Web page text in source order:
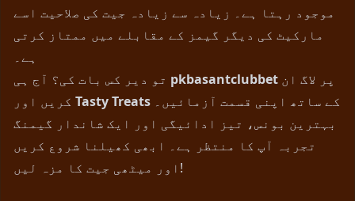
موجود رہتا ہے۔ زیادہ سے زیادہ جیت کی صلاحیت اسے
مارکیٹ کی دیگر گیمز کے مقابلے میں ممتاز کرتی
ہے۔
pkbasantclubbet
Tasty Treats
بہترین بونس، تیز ادائیگی اور ایک شاندار گیمنگ
تجربہ آپ کا منتظر ہے۔ ابھی کھیلنا شروع کریں
اور میٹھی جیت کا مزہ لیں!